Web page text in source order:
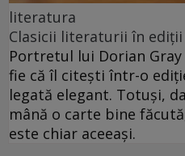
literatura
Clasicii literaturii în ediții
Portretul lui Dorian
fie că îl citești într-o
legată elegant. Totuși,
mână o carte bine
este chiar aceeași.